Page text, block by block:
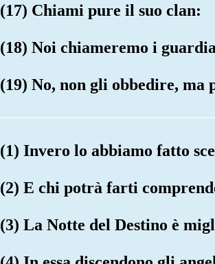
(17) Chiami pure il suo clan:
(18) Noi chiameremo i
(19) No, non gli obbedire,
(1) Invero lo abbiamo fatto
(2) E chi potrà farti
(3) La Notte del Destino è